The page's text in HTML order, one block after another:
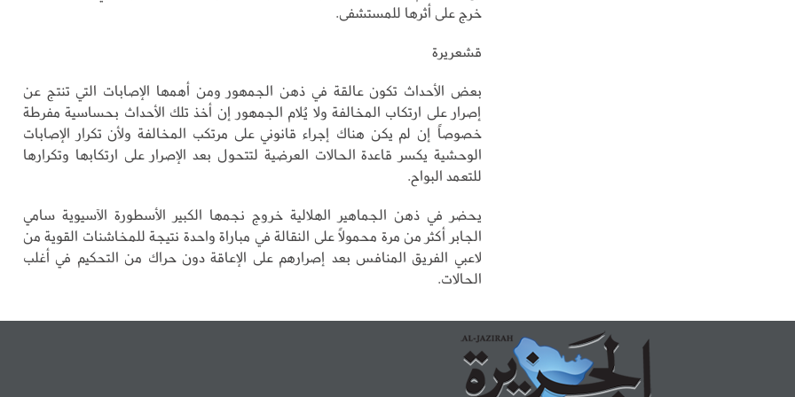
خرج على أثرها للمستشفى.
قشعريرة
بعض الأحداث تكون عالقة في ذهن الجمهور ومن أهمها الإصابات التي تنتج عن
إصرار على ارتكاب المخالفة ولا يُلام الجمهور إن أخذ تلك الأحداث بحساسية مفرطة
خصوصاً إن لم يكن هناك إجراء قانوني على مرتكب المخالفة ولأن تكرار الإصابات
الوحشية يكسر قاعدة الحالات العرضية لتتحول بعد الإصرار على ارتكابها وتكرارها
للتعمد البواح.
يحضر في ذهن الجماهير الهلالية خروج نجمها الكبير الأسطورة الآسيوية سامي
الجابر أكثر من مرة محمولاً على النقالة في مباراة واحدة نتيجة للمخاشنات القوية من
لاعبي الفريق المنافس بعد إصرارهم على الإعاقة دون حراك من التحكيم في أغلب
الحالات.